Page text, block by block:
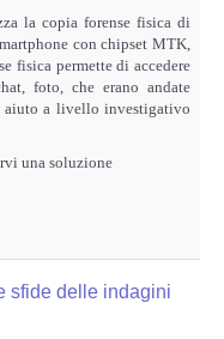
la copia forense fisica di
con chipset MTK,
fisica permette di accedere
foto, che erano andate
aiuto a livello investigativo
una soluzione
sfide delle indagini